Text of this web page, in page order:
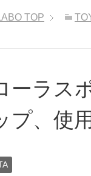
TOP
ーラス
プ、使